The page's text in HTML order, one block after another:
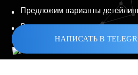
Предложим варианты
Рассчитаем стоимость и сроки
НАПИСАТЬ В